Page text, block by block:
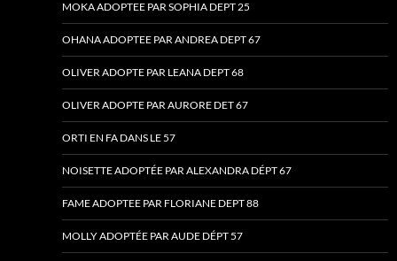
MOKA ADOPTEE PAR SOPHIA DEPT 25
OHANA ADOPTEE PAR ANDREA DEPT 67
OLIVER ADOPTE PAR LEANA DEPT 68
OLIVER ADOPTE PAR AURORE DET 67
ORTI EN FA DANS LE 57
NOISETTE ADOPTÉE PAR ALEXANDRA DÉPT 67
FAME ADOPTEE PAR FLORIANE DEPT 88
MOLLY ADOPTÉE PAR AUDE DÉPT 57